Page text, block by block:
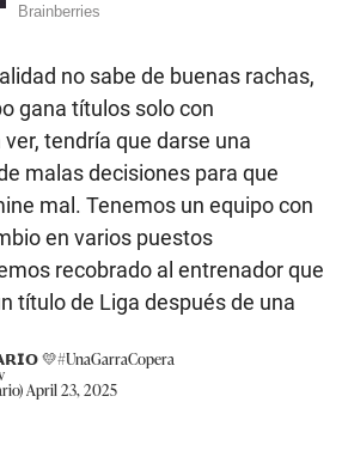
no sabe de buenas rachas,
gana títulos solo con
tendría que darse una
malas decisiones para que
mal. Tenemos un equipo con
en varios puestos
recobrado al entrenador que
título de Liga después de una
💛#UnaGarraCopera
April 23, 2025